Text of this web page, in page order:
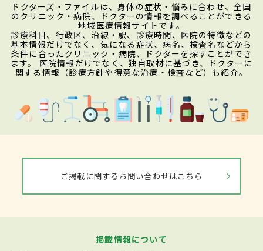
ドクターズ・ファイルは、身体の症状・悩みに合わせ、全国
のクリニック・病院、ドクターの情報を調べることができる
地域医療情報サイトです。
診療科目、行政区、沿線・駅、診療時間、医院の特徴などの
基本情報だけでなく、気になる症状、病名、検査名などから
条件に合ったクリニック・病院、ドクターを探すことができ
ます。 医院情報だけでなく、独自取材に基づき、ドクターに
関する情報（診療方針や得意な治療・検査など）も紹介。
ご掲載に関するお問い合わせはこちら
掲載情報について